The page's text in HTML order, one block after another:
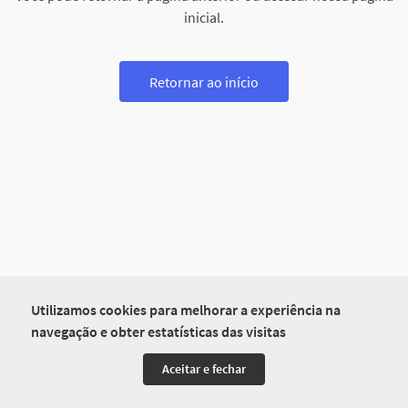
Utilizamos cookies para melhorar a experiência na
navegação e obter estatísticas das visitas
Aceitar e fechar
inicial.
Retornar ao início